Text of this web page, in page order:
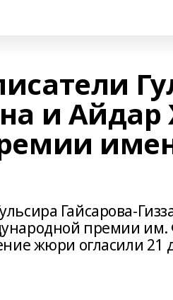
и
Гайсарова-
премии им.
жюри огласили 21